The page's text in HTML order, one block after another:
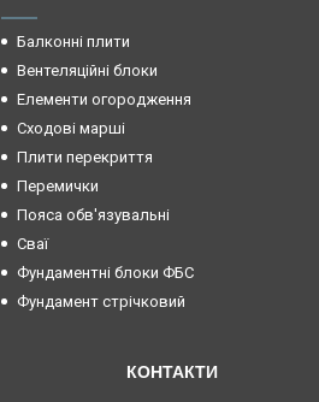
Балконні плити
Вентеляційні блоки
Елементи огородження
Сходові марші
Плити перекриття
Перемички
Пояса обв'язувальні
Сваї
Фундаментні блоки ФБС
Фундамент стрічковий